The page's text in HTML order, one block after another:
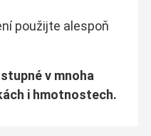
použijte alespoň
v mnoha
i hmotnostech.